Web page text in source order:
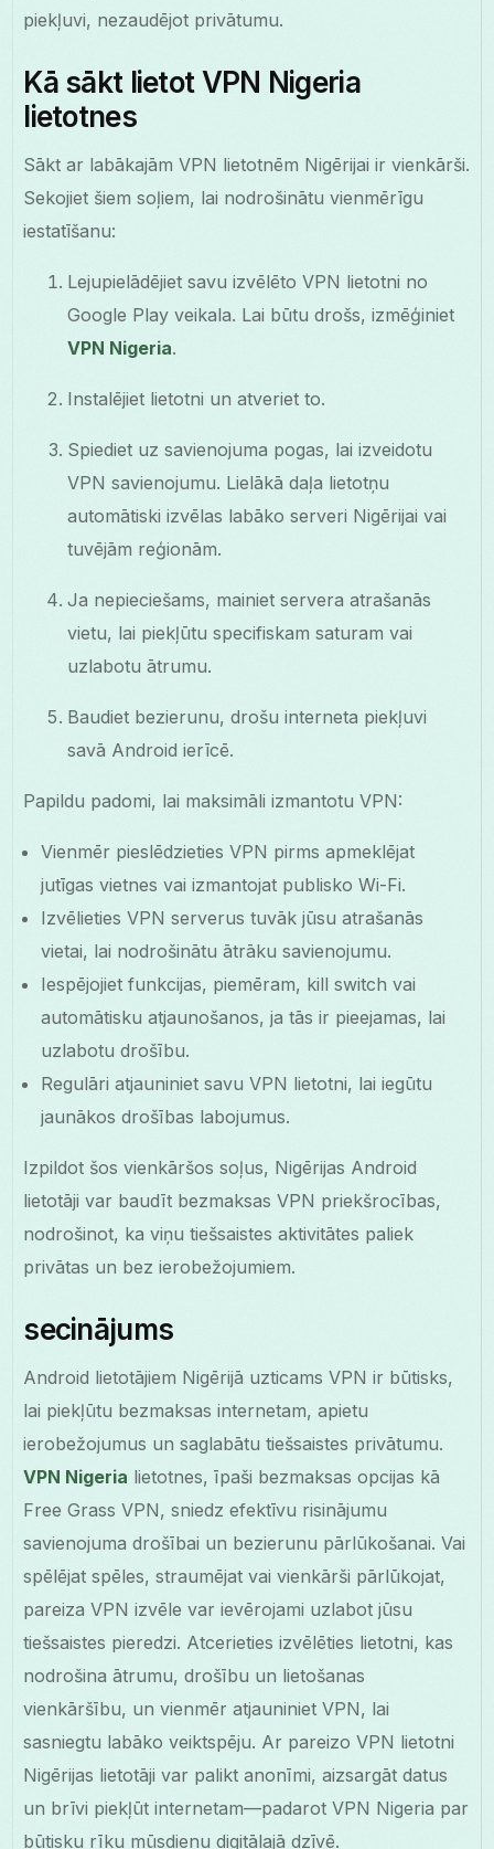
piekļuvi, nezaudējot privātumu.
Kā sākt lietot VPN Nigeria
lietotnes
Sākt ar labākajām VPN lietotnēm Nigērijai ir vienkārši.
Sekojiet šiem soļiem, lai nodrošinātu vienmērīgu
iestatīšanu:
Lejupielādējiet savu izvēlēto VPN lietotni no
Google Play veikala. Lai būtu drošs, izmēģiniet
VPN Nigeria.
Instalējiet lietotni un atveriet to.
Spiediet uz savienojuma pogas, lai izveidotu
VPN savienojumu. Lielākā daļa lietotņu
automātiski izvēlas labāko serveri Nigērijai vai
tuvējām reģionām.
Ja nepieciešams, mainiet servera atrašanās
vietu, lai piekļūtu specifiskam saturam vai
uzlabotu ātrumu.
Baudiet bezierunu, drošu interneta piekļuvi
savā Android ierīcē.
Papildu padomi, lai maksimāli izmantotu VPN:
Vienmēr pieslēdzieties VPN pirms apmeklējat
jutīgas vietnes vai izmantojat publisko Wi-Fi.
Izvēlieties VPN serverus tuvāk jūsu atrašanās
vietai, lai nodrošinātu ātrāku savienojumu.
Iespējojiet funkcijas, piemēram, kill switch vai
automātisku atjaunošanos, ja tās ir pieejamas, lai
uzlabotu drošību.
Regulāri atjauniniet savu VPN lietotni, lai iegūtu
jaunākos drošības labojumus.
Izpildot šos vienkāršos soļus, Nigērijas Android
lietotāji var baudīt bezmaksas VPN priekšrocības,
nodrošinot, ka viņu tiešsaistes aktivitātes paliek
privātas un bez ierobežojumiem.
secinājums
Android lietotājiem Nigērijā uzticams VPN ir būtisks,
lai piekļūtu bezmaksas internetam, apietu
ierobežojumus un saglabātu tiešsaistes privātumu.
VPN Nigeria lietotnes, īpaši bezmaksas opcijas kā
Free Grass VPN, sniedz efektīvu risinājumu
savienojuma drošībai un bezierunu pārlūkošanai. Vai
spēlējat spēles, straumējat vai vienkārši pārlūkojat,
pareiza VPN izvēle var ievērojami uzlabot jūsu
tiešsaistes pieredzi. Atcerieties izvēlēties lietotni, kas
nodrošina ātrumu, drošību un lietošanas
vienkāršību, un vienmēr atjauniniet VPN, lai
sasniegtu labāko veiktspēju. Ar pareizo VPN lietotni
Nigērijas lietotāji var palikt anonīmi, aizsargāt datus
un brīvi piekļūt internetam—padarot VPN Nigeria par
būtisku rīku mūsdienu digitālajā dzīvē.